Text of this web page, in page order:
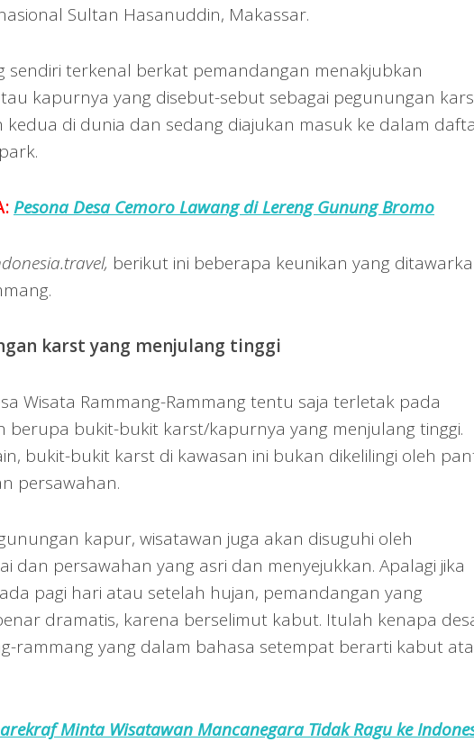
Sultan Hasanuddin, Makassar.
sendiri terkenal berkat pemandangan menakjubkan
kapurnya yang disebut-sebut sebagai pegunungan
di dunia dan sedang diajukan masuk ke dalam
Pesona Desa Cemoro Lawang di Lereng Gunung Bromo
berikut ini beberapa keunikan yang
karst yang menjulang tinggi
Wisata Rammang-Rammang tentu saja terletak pada
berupa bukit-bukit karst/kapurnya yang menjulang tinggi.
bukit-bukit karst di kawasan ini bukan dikelilingi oleh
persawahan.
kapur, wisatawan juga akan disuguhi oleh
dan persawahan yang asri dan menyejukkan. Apalagi jika
pagi hari atau setelah hujan, pemandangan yang
dramatis, karena berselimut kabut. Itulah kenapa
rammang yang dalam bahasa setempat berarti kabut
Minta Wisatawan Mancanegara Tidak Ragu ke